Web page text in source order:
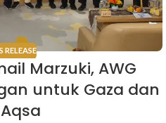
RELEASE
Marzuki, AWG
untuk Gaza dan